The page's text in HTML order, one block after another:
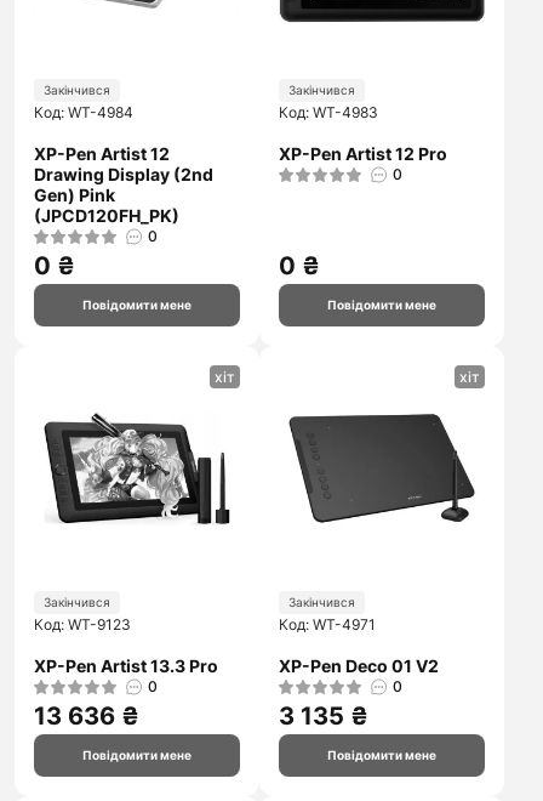
Закінчився
Код: WT-4984
XP-Pen Artist 12
Drawing Display (2nd
Gen) Pink
(JPCD120FH_PK)
0
0 ₴
Повідомити мене
Закінчився
Код: WT-4983
XP-Pen Artist 12 Pro
0
0 ₴
Повідомити мене
хіт
Закінчився
Код: WT-9123
XP-Pen Artist 13.3 Pro
0
13 636 ₴
Повідомити мене
хіт
Закінчився
Код: WT-4971
XP-Pen Deco 01 V2
0
3 135 ₴
Повідомити мене